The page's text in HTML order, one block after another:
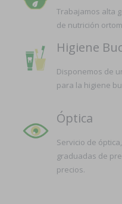
Trabajamos alta
de nutrición
Higiene
Disponemos de
para la higiene
Óptica
Servicio de
graduadas de
precios.